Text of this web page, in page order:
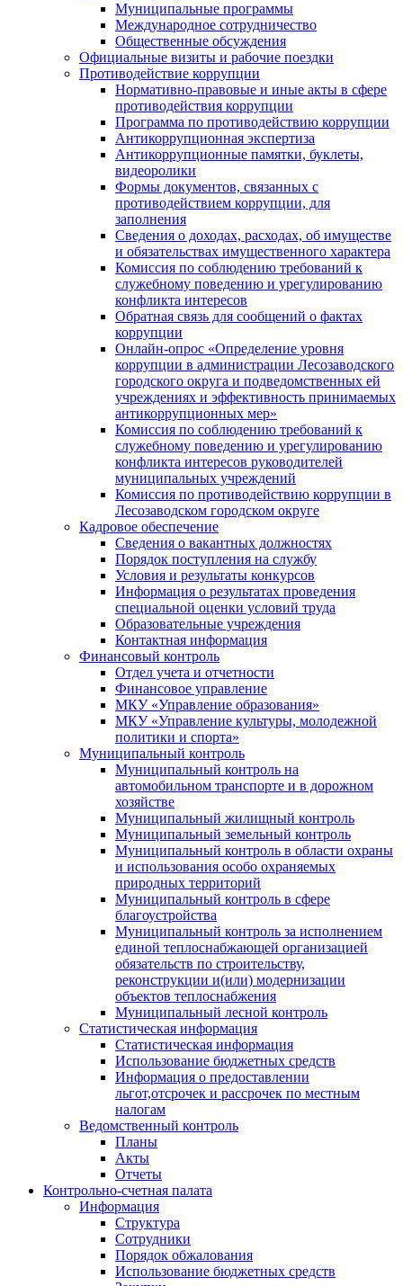
Муниципальные программы
Международное сотрудничество
Общественные обсуждения
Официальные визиты и рабочие поездки
Противодействие коррупции
Нормативно-правовые и иные акты в сфере
противодействия коррупции
Программа по противодействию коррупции
Антикоррупционная экспертиза
Антикоррупционные памятки, буклеты,
видеоролики
Формы документов, связанных с
противодействием коррупции, для
заполнения
Сведения о доходах, расходах, об имуществе
и обязательствах имущественного характера
Комиссия по соблюдению требований к
служебному поведению и урегулированию
конфликта интересов
Обратная связь для сообщений о фактах
коррупции
Онлайн-опрос «Определение уровня
коррупции в администрации Лесозаводского
городского округа и подведомственных ей
учреждениях и эффективность принимаемых
антикоррупционных мер»
Комиссия по соблюдению требований к
служебному поведению и урегулированию
конфликта интересов руководителей
муниципальных учреждений
Комиссия по противодействию коррупции в
Лесозаводском городском округе
Кадровое обеспечение
Сведения о вакантных должностях
Порядок поступления на службу
Условия и результаты конкурсов
Информация о результатах проведения
специальной оценки условий труда
Образовательные учреждения
Контактная информация
Финансовый контроль
Отдел учета и отчетности
Финансовое управление
МКУ «Управление образования»
МКУ «Управление культуры, молодежной
политики и спорта»
Муниципальный контроль
Муниципальный контроль на
автомобильном транспорте и в дорожном
хозяйстве
Муниципальный жилищный контроль
Муниципальный земельный контроль
Муниципальный контроль в области охраны
и использования особо охраняемых
природных территорий
Муниципальный контроль в сфере
благоустройства
Муниципальный контроль за исполнением
единой теплоснабжающей организацией
обязательств по строительству,
реконструкции и(или) модернизации
объектов теплоснабжения
Муниципальный лесной контроль
Статистическая информация
Статистическая информация
Использование бюджетных средств
Информация о предоставлении
льгот,отсрочек и рассрочек по местным
налогам
Ведомственный контроль
Планы
Акты
Отчеты
Контрольно-счетная палата
Информация
Структура
Сотрудники
Порядок обжалования
Использование бюджетных средств